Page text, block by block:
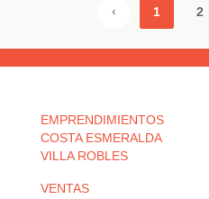
‹ 1 2
EMPRENDIMIENTOS
COSTA ESMERALDA
VILLA ROBLES
VENTAS